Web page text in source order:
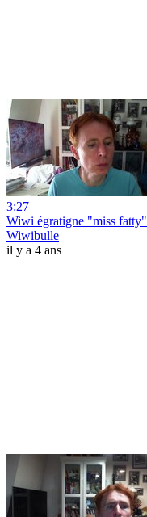
3:27
Wiwi égratigne "miss fatty"
Wiwibulle
il y a 4 ans